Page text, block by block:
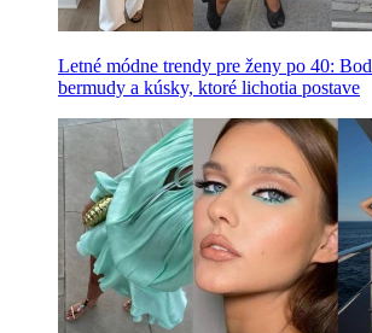
Letné módne trendy pre ženy po 40:
bermudy a kúsky, ktoré lichotia postave